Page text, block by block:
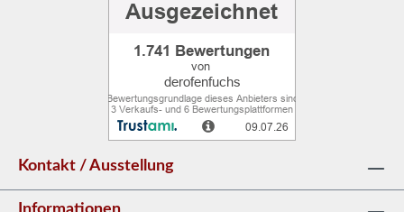
Kontakt / Ausstellung